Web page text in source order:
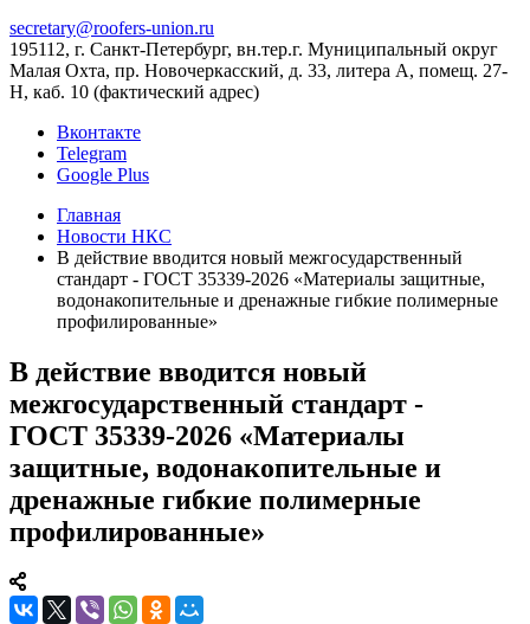
secretary@roofers-union.ru
195112, г. Санкт-Петербург, вн.тер.г. Муниципальный округ
Малая Охта, пр. Новочеркасский, д. 33, литера А, помещ. 27-
Н, каб. 10 (фактический адрес)
Вконтакте
Telegram
Google Plus
Главная
Новости НКС
В действие вводится новый межгосударственный
стандарт - ГОСТ 35339-2026 «Материалы защитные,
водонакопительные и дренажные гибкие полимерные
профилированные»
В действие вводится новый
межгосударственный стандарт -
ГОСТ 35339-2026 «Материалы
защитные, водонакопительные и
дренажные гибкие полимерные
профилированные»